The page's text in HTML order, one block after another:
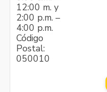
12:00 m. y
2:00 p.m. –
4:00 p.m.
Código
Postal:
050010